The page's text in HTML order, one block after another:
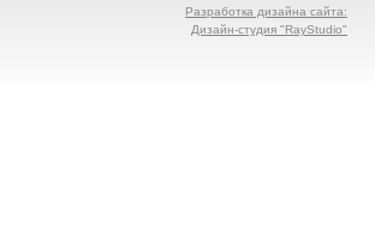
Разработка дизайна сайта:
Дизайн-студия "RayStudio"